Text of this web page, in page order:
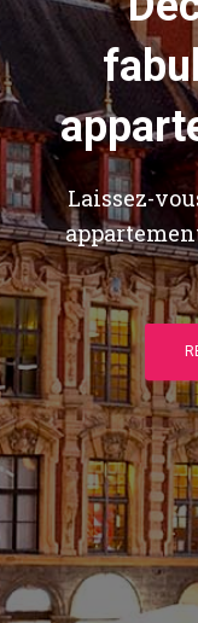
Laissez-